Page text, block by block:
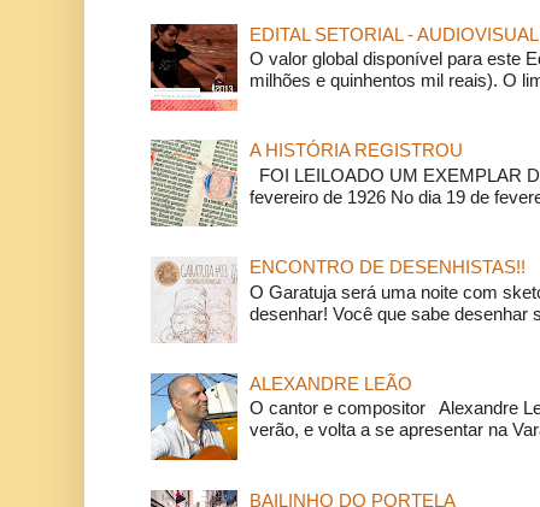
EDITAL SETORIAL - AUDIOVISUAL
O valor global disponível para este
milhões e quinhentos mil reais). O
A HISTÓRIA REGISTROU
FOI LEILOADO UM EXEMPLAR
fevereiro de 1926 No dia 19 de
ENCONTRO DE DESENHISTAS!!
O Garatuja será uma noite com
desenhar! Você que sabe desenhar
ALEXANDRE LEÃO
O cantor e compositor Alexandre
verão, e volta a se apresentar na
BAILINHO DO PORTELA